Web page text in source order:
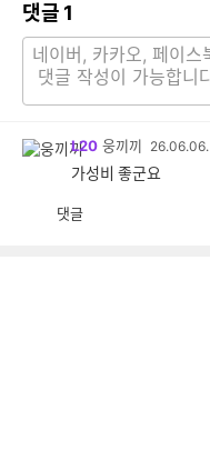
댓글 1
L20 웅끼끼 26.06.06.
가성비 좋군요
댓글